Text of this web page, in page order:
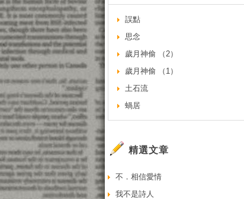
誤點
思念
歲月神偷 （2）
歲月神偷 （1）
土石流
蝸居
精選文章
不．相信愛情
我不是詩人